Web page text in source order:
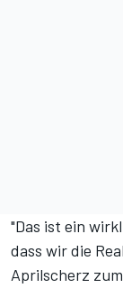
"Das ist ein
dass wir die
Aprilscherz